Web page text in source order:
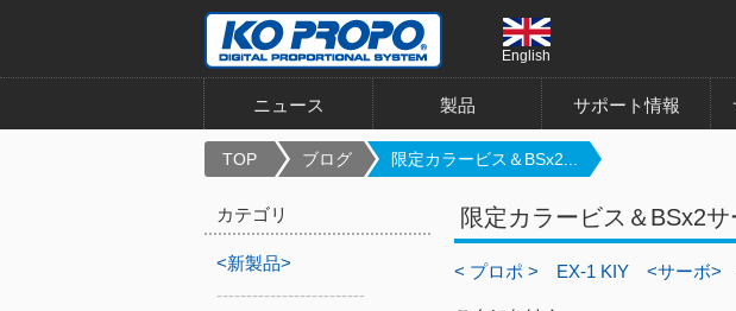
English
ニュース 製品 サポート情報
TOP ブログ 限定カラービス＆BSx2...
限定カラービス＆BSx2
< プロポ > EX-1 KIY <サーボ>
カテゴリ
<新製品>
-------------------------